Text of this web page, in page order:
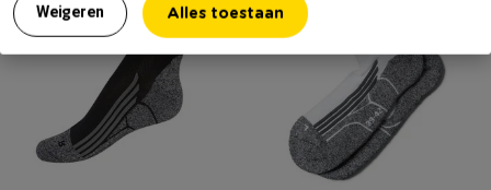
Weigeren Alles toestaan